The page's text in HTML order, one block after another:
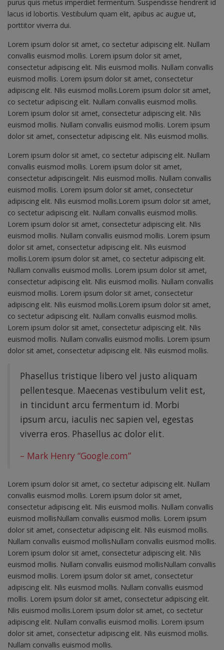
purus quis metus imperdiet fermentum. Suspendisse hendrerit id
lacus id lobortis. Vestibulum quam elit, apibus ac augue ut,
porttitor viverra dui.
Lorem ipsum dolor sit amet, co sectetur adipiscing elit. Nullam
convallis euismod mollis. Lorem ipsum dolor sit amet,
consectetur adipiscing elit. Nlis euismod mollis. Nullam convallis
euismod mollis. Lorem ipsum dolor sit amet, consectetur
adipiscing elit. Nlis euismod mollis.Lorem ipsum dolor sit amet,
co sectetur adipiscing elit. Nullam convallis euismod mollis.
Lorem ipsum dolor sit amet, consectetur adipiscing elit. Nlis
euismod mollis. Nullam convallis euismod mollis. Lorem ipsum
dolor sit amet, consectetur adipiscing elit. Nlis euismod mollis.
Lorem ipsum dolor sit amet, co sectetur adipiscing elit. Nullam
convallis euismod mollis. Lorem ipsum dolor sit amet,
consectetur adipiscingelit. Nlis euismod mollis. Nullam convallis
euismod mollis. Lorem ipsum dolor sit amet, consectetur
adipiscing elit. Nlis euismod mollis.Lorem ipsum dolor sit amet,
co sectetur adipiscing elit. Nullam convallis euismod mollis.
Lorem ipsum dolor sit amet, consectetur adipiscing elit. Nlis
euismod mollis. Nullam convallis euismod mollis. Lorem ipsum
dolor sit amet, consectetur adipiscing elit. Nlis euismod
mollis.Lorem ipsum dolor sit amet, co sectetur adipiscing elit.
Nullam convallis euismod mollis. Lorem ipsum dolor sit amet,
consectetur adipiscing elit. Nlis euismod mollis. Nullam convallis
euismod mollis. Lorem ipsum dolor sit amet, consectetur
adipiscing elit. Nlis euismod mollis.Lorem ipsum dolor sit amet,
co sectetur adipiscing elit. Nullam convallis euismod mollis.
Lorem ipsum dolor sit amet, consectetur adipiscing elit. Nlis
euismod mollis. Nullam convallis euismod mollis. Lorem ipsum
dolor sit amet, consectetur adipiscing elit. Nlis euismod mollis.
Phasellus tristique libero vel justo aliquam
pellentesque. Maecenas vestibulum velit est,
in tincidunt arcu fermentum id. Morbi
ipsum arcu, iaculis nec sapien vel, egestas
viverra eros. Phasellus ac dolor elit.
– Mark Henry “Google.com”
Lorem ipsum dolor sit amet, co sectetur adipiscing elit. Nullam
convallis euismod mollis. Lorem ipsum dolor sit amet,
consectetur adipiscing elit. Nlis euismod mollis. Nullam convallis
euismod mollisNullam convallis euismod mollis. Lorem ipsum
dolor sit amet, consectetur adipiscing elit. Nlis euismod mollis.
Nullam convallis euismod mollisNullam convallis euismod mollis.
Lorem ipsum dolor sit amet, consectetur adipiscing elit. Nlis
euismod mollis. Nullam convallis euismod mollisNullam convallis
euismod mollis. Lorem ipsum dolor sit amet, consectetur
adipiscing elit. Nlis euismod mollis. Nullam convallis euismod
mollis. Lorem ipsum dolor sit amet, consectetur adipiscing elit.
Nlis euismod mollis.Lorem ipsum dolor sit amet, co sectetur
adipiscing elit. Nullam convallis euismod mollis. Lorem ipsum
dolor sit amet, consectetur adipiscing elit. Nlis euismod mollis.
Nullam convallis euismod mollis.